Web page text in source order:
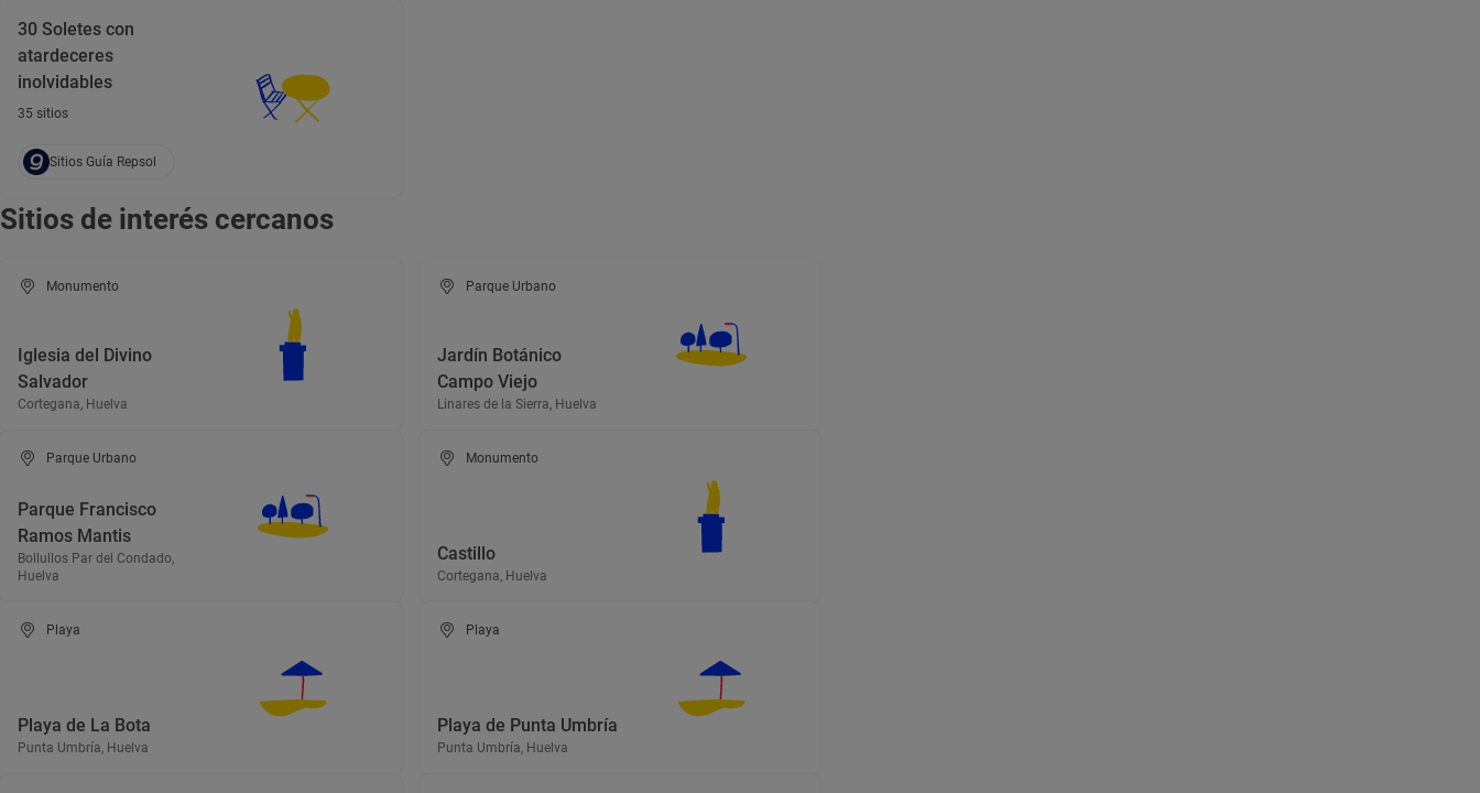
30 Soletes con
atardeceres
inolvidables
35 sitios
Sitios Guía Repsol
Sitios de interés cercanos
Monumento
Iglesia del Divino
Salvador
Cortegana, Huelva
Parque Urbano
Jardín Botánico
Campo Viejo
Linares de la Sierra, Huelva
Parque Urbano
Parque Francisco
Ramos Mantis
Bollullos Par del Condado,
Huelva
Monumento
Castillo
Cortegana, Huelva
Playa
Playa de La Bota
Punta Umbría, Huelva
Playa
Playa de Punta Umbría
Punta Umbría, Huelva